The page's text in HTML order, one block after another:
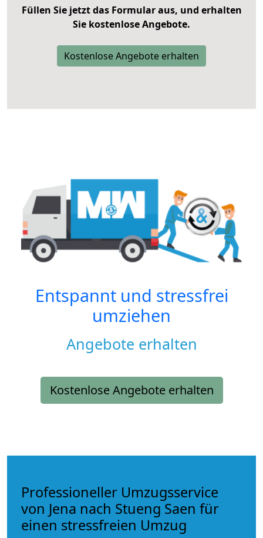
Füllen Sie jetzt das Formular aus, und erhalten
Sie kostenlose Angebote.
Kostenlose Angebote erhalten
Entspannt und stressfrei
umziehen
Angebote erhalten
Kostenlose Angebote erhalten
Professioneller Umzugsservice
von Jena nach Stueng Saen für
einen stressfreien Umzug